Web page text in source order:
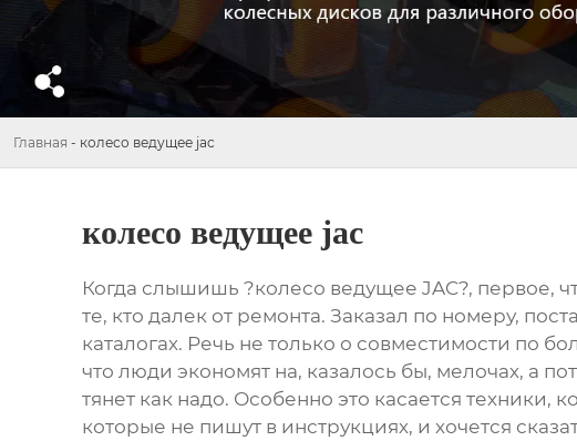
Главная - колесо ведущее jac
колесо ведущее jac
Когда слышишь ?колесо ведущее JAC?, первое,
те, кто далек от ремонта. Заказал по номеру,
каталогах. Речь не только о совместимости по
что люди экономят на, казалось бы, мелочах, а
тянет как надо. Особенно это касается техники,
которые не пишут в инструкциях, и хочется